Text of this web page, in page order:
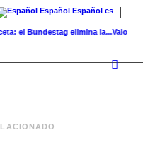
Español Español es
Bundestag elimina la...Valor del